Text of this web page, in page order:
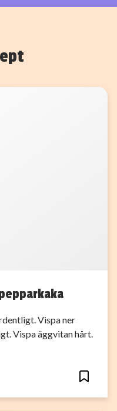
Vispa ner
Vispa äggvitan hårt.